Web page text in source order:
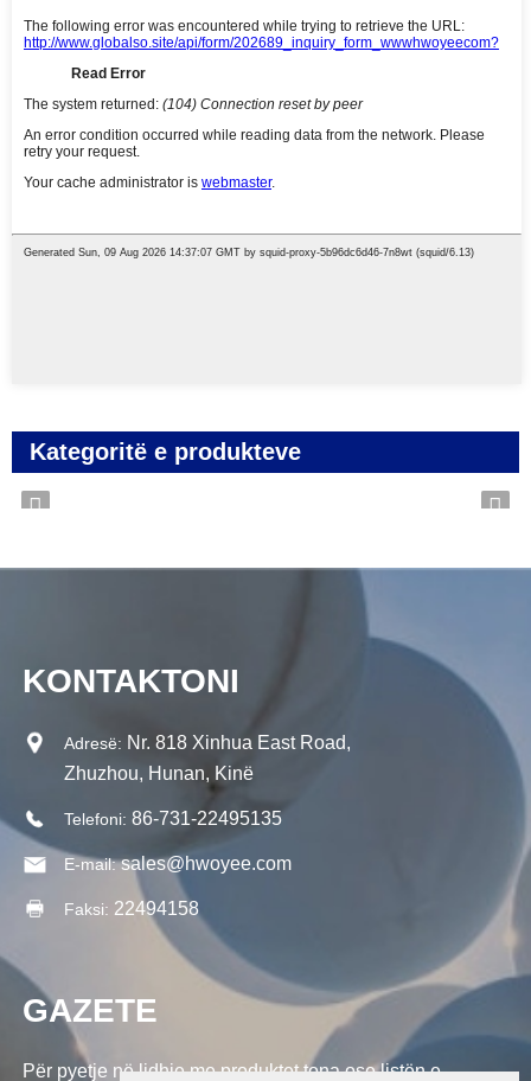
Kategoritë e produkteve
KONTAKTONI
Adresë: Nr. 818 Xinhua East Road,
Zhuzhou, Hunan, Kinë
Telefoni: 86-731-22495135
E-mail: sales@hwoyee.com
Faksi: 22494158
GAZETE
Për pyetje në lidhje me produktet tona ose listën e